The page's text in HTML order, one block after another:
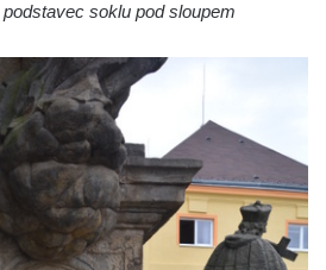
soklu pod sloupem